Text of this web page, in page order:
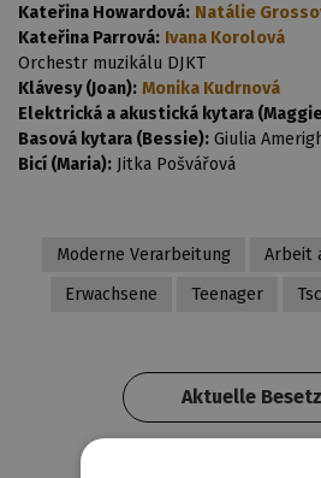
Kateřina Howardová: Natálie
Kateřina Parrová: Ivana Korolová
Orchestr muzikálu DJKT
Klávesy (Joan): Monika Kudrnová
Elektrická a akustická kytara
Basová kytara (Bessie): Giulia
Bicí (Maria): Jitka Pošvářová
Moderne Verarbeitung
Arbeit
Erwachsene
Teenager
Aktuelle